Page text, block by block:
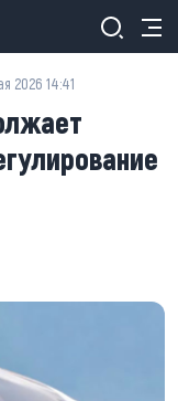
2026 14:41